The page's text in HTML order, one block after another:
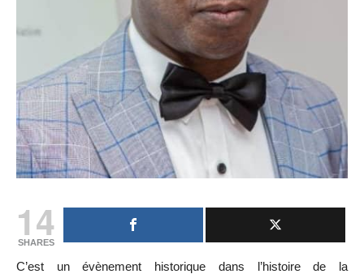
14
SHARES
C’est un évènement historique dans l’histoire de la